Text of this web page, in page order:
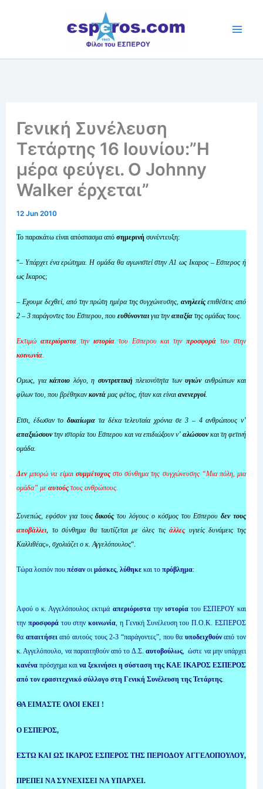
Γενική Συνέλευση
Τετάρτης 16 Ιουνίου:”Η
μέρα φεύγει. Ο Johnny
Walker έρχεται”
12 Jun 2010
Το παρακάτω είναι απόσπασμα απόσημερινή συνέντευξη:
“– Υπάρχει ένα ερώτημα. Η ομάδα θα αγωνιστεί στην Α1 ως Ικαρος – Εσπερος ή
ως Ικαρος;
– Εχουμε δεχθεί, από την πρώτη ημέρα της συγχώνευσης, ανηλεείςεπιθέσεις από
2 – 3 παράγοντες του Εσπερου, πουευθύνονται για τηναπαξία της ομάδας τους.
Εκτιμώ απεριόριστατην ιστορίατου Εσπερου και τηνπροσφορά του στην
κοινωνία.
Ομως, γιακάποιο λόγο, η συντριπτική πλειονότητα τωνυγιώνανθρώπων και
φίλων του, που βρέθηκανκοντά μας φέτος, ήταν και είναιανενεργοί.
Ετσι, έδωσαν τοδικαίωμα τα δέκα τελευταία χρόνια σε 3 – 4 ανθρώπους ν’
απαξιώσουντην ιστορία του Εσπερου και να επιδιώξουν ν’ αλώσουνκαι τη φετινή
ομάδα.
Δενμπορώ να είμαι συμμέτοχοςστο σύνθημα της συγχώνευσης “Μια πόλη, μια
ομάδα” μεαυτούςτους ανθρώπους.
Συνεπώς, εφόσον για τουςδικούςτου λόγους ο κόσμος του Εσπερουδεν τους
αποβάλλει , το σύνθημα θα ταυτίζεται με όλες τιςάλλες υγιείς δυνάμεις της
Καλλιθέας», σχολιάζει ο κ. Αγγελόπουλος“.
Τώρα λοιπόν που πέσανοιμάσκες,λύθηκε και τοπρόβλημα:
Αφού ο κ. Αγγελόπουλος εκτιμά απεριόριστατην ιστορίατου ΕΣΠΕΡΟΥ και
την προσφοράτου στηνκοινωνία, η Γενική Συνέλευση του Π.Ο.Κ. ΕΣΠΕΡΟΣ
θα απαιτήσειαπό αυτούς τους 2-3 “παράγοντες”, που θα υποδειχθούναπό τον
κ. Αγγελόπουλο, να παραιτηθούν από το Δ.Σ. αυτοβούλως, ώστε να μην υπάρχει
κανένα πρόσχημα καινα ξεκινήσει η σύσταση της ΚΑΕ ΙΚΑΡΟΣ ΕΣΠΕΡΟΣ
από τον ερασιτεχνικό σύλλογο στη Γενική Συνέλευση της Τετάρτης.
ΘΑ ΕΙΜΑΣΤΕ ΟΛΟΙ ΕΚΕΙ !
Ο ΕΣΠΕΡΟΣ,
ΕΣΤΩ ΚΑΙ ΩΣ ΙΚΑΡΟΣ ΕΣΠΕΡΟΣ ΤΗΣ ΠΕΡΙΟΔΟΥ ΑΓΓΕΛΟΠΟΥΛΟΥ,
ΠΡΕΠΕΙ ΝΑ ΣΥΝΕΧΙΣΕΙ ΝΑ ΥΠΑΡΧΕΙ.